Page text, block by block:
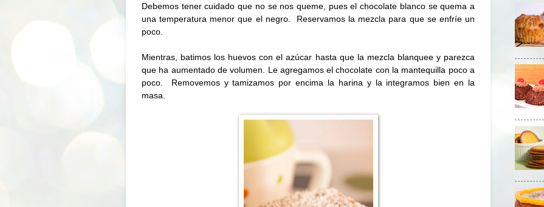
Debemos tener cuidado que no se nos queme, pues el chocolate blanco se quema a
una temperatura menor que el negro.
Reservamos la mezcla para que se enfríe un
poco.
Mientras, batimos los huevos con el azúcar hasta que la mezcla blanquee y parezca
que ha aumentado de volumen. Le agregamos el chocolate con la mantequilla poco a
poco.
Removemos y tamizamos por encima la harina y la integramos bien en la
masa.